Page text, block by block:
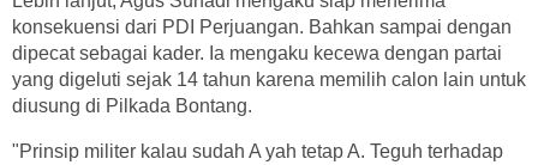
konsekuensi dari PDI Perjuangan. Bahkan sampai dengan
dipecat sebagai kader. Ia mengaku kecewa dengan partai
yang digeluti sejak 14 tahun karena memilih calon lain untuk
diusung di Pilkada Bontang.
"Prinsip militer kalau sudah A yah tetap A. Teguh terhadap